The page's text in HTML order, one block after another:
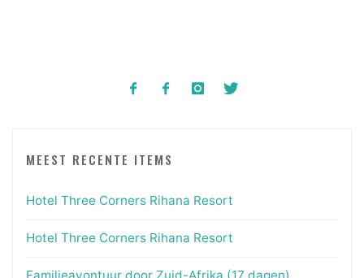
MEEST RECENTE ITEMS
Hotel Three Corners Rihana Resort
Hotel Three Corners Rihana Resort